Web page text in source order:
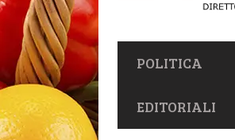
PRIMARIA
POLITICA
EDITORIALI